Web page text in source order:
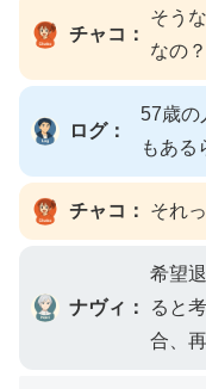
チャコ：
そう
なの？
ログ：
57歳の
もある
チャコ： それ
ナヴィ：
希望
ると
合、